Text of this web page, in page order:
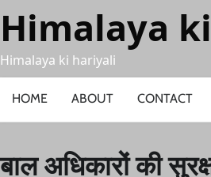
to
content
Himalaya
Himalaya ki hariyali
HOME ABOUT CONTACT
बाल अधिकारों की